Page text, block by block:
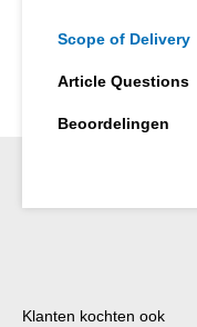
Scope of Delivery
Article Questions
Beoordelingen
Productgalerij overslaan
Klanten kochten ook